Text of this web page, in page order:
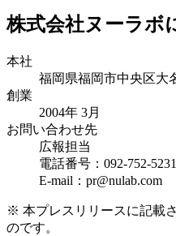
株式会社ヌーラボ
本社
福岡県福岡市中央区大
創業
2004年 3月
お問い合わせ先
広報担当
電話番号：092-752-5231
E-mail：pr@nulab.com
※ 本プレスリリースに記載
のです。